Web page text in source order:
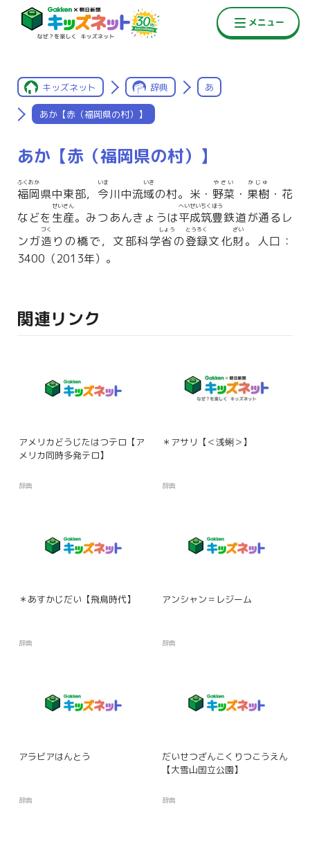
キッズネット 辞典 あ
あか【赤（福岡県の村）】
あか【赤（福岡県の村）】
福岡
ふくおか
県中東部， 今
いま
川中流域
いき
の村。米・ 野菜
やさい
・ 果樹
かじゅ
・花
などを 生産
せいさん
。みつあんきょうは平成筑豊
へいせいちくほう
鉄道が通るレ
ンガ造
づく
りの橋で，文部科学省
しょう
の登録
とうろく
文化財
ざい
。人口：
3400（2013年）。
関連リンク
アメリカどうじたはつテロ【ア
メリカ同時多発テロ】
辞典
＊アサリ【＜浅蜊＞】
辞典
＊あすかじだい【飛鳥時代】
辞典
アンシャン＝レジーム
辞典
アラビアはんとう
辞典
だいせつざんこくりつこうえん
【大雪山国立公園】
辞典